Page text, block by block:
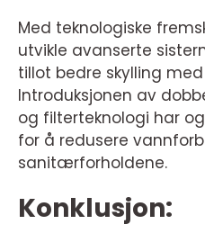
Med teknologiske
utvikle avanserte
tillot bedre skylling
Introduksjonen av
og filterteknologi har
for å redusere
sanitærforholdene.
Konklusjon: